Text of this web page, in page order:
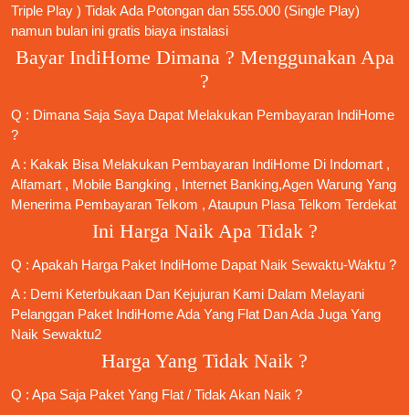
Triple Play ) Tidak Ada Potongan dan 555.000 (Single Play)
namun bulan ini gratis biaya instalasi
Bayar IndiHome Dimana ? Menggunakan Apa
?
Q : Dimana Saja Saya Dapat Melakukan Pembayaran IndiHome
?
A : Kakak Bisa Melakukan Pembayaran IndiHome Di Indomart ,
Alfamart , Mobile Bangking , Internet Banking,Agen Warung Yang
Menerima Pembayaran Telkom , Ataupun Plasa Telkom Terdekat
Ini Harga Naik Apa Tidak ?
Q : Apakah Harga Paket IndiHome Dapat Naik Sewaktu-Waktu ?
A : Demi Keterbukaan Dan Kejujuran Kami Dalam Melayani
Pelanggan Paket IndiHome Ada Yang Flat Dan Ada Juga Yang
Naik Sewaktu2
Harga Yang Tidak Naik ?
Q : Apa Saja Paket Yang Flat / Tidak Akan Naik ?